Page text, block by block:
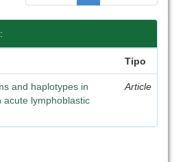
Tipo
and haplotypes in
acute lymphoblastic
Article